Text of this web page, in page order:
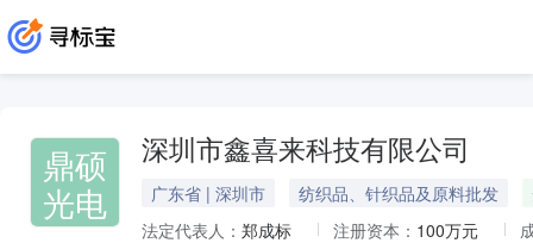
鼎硕
光电
深圳市鑫喜来科技有限公司
广东省 | 深圳市 纺织品、针织品及原料批发
法定代表人： 郑成标 注册资本： 100万元